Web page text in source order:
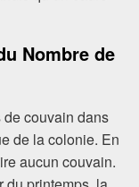
Nombre de
couvain dans
de la colonie. En
aucun couvain.